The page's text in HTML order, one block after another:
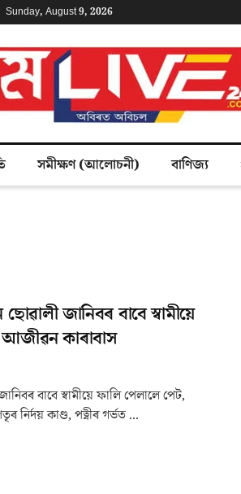
Sunday, August 9, 2026
সমীক্ষণ (আলোচনী) বাণিজ্য
জানিবৰ বাবে স্বামীয়ে
আজীৱন কাৰাবাস
বাবে স্বামীয়ে ফালি পেলালে পেট,
নিৰ্দয় কাণ্ড, পত্নীৰ গৰ্ভত ...